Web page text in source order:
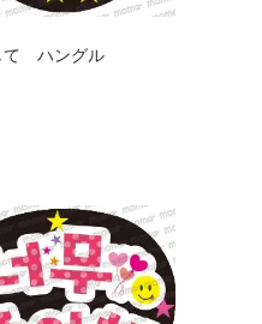
て ハングル